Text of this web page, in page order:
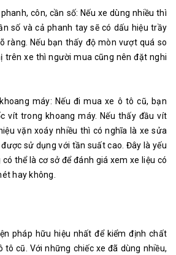
côn, cần số: Nếu xe dùng nhiều thì
số và cả phanh tay sẽ có dấu hiệu trầy
ràng. Nếu bạn thấy độ mòn vượt quá so
trên xe thì người mua cũng nên đặt nghi
máy: Nếu đi mua xe ô tô cũ, bạn
vít trong khoang máy. Nếu thấy đầu vít
vặn xoáy nhiều thì có nghĩa là xe sửa
sử dụng với tần suất cao. Đây là yếu
thể là cơ sở để đánh giá xem xe liệu có
hay không.
pháp hữu hiệu nhất để kiểm định chất
tô cũ. Với những chiếc xe đã dùng nhiều,